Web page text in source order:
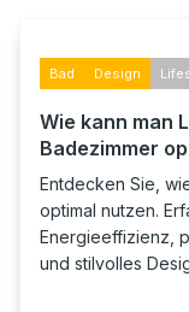
Bad Design
Wie kann man
Badezimmer
Entdecken Sie,
optimal nutzen.
Energieeffizienz,
und stilvolles